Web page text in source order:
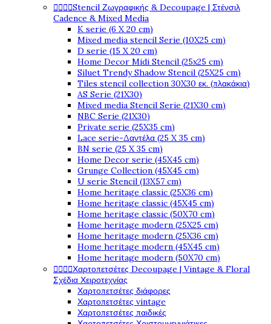
Stencil Ζωγραφικής & Decoupage | Στένσιλ
Cadence & Mixed Media
K serie (6 X 20 cm)
Mixed media stencil Serie (10X25 cm)
D serie (15 X 20 cm)
Home Decor Midi Stencil (25x25 cm)
Siluet Trendy Shadow Stencil (25X25 cm)
Tiles stencil collection 30X30 εκ. (πλακάκια)
AS Serie (21X30)
Mixed media Stencil Serie (21X30 cm)
NBC Serie (21X30)
Private serie (25X35 cm)
Lace serie-Δαντέλα (25 X 35 cm)
BN serie (25 X 35 cm)
Home Decor serie (45X45 cm)
Grunge Collection (45X45 cm)
U serie Stencil (13X57 cm)
Home heritage classic (25X36 cm)
Home heritage classic (45X45 cm)
Home heritage classic (50X70 cm)
Home heritage modern (25X25 cm)
Home heritage modern (25X36 cm)
Home heritage modern (45X45 cm)
Home heritage modern (50X70 cm)
Χαρτοπετσέτες Decoupage | Vintage & Floral
Σχέδια Χειροτεχνίας
Χαρτοπετσέτες διάφορες
Χαρτοπετσέτες vintage
Χαρτοπετσέτες παιδικές